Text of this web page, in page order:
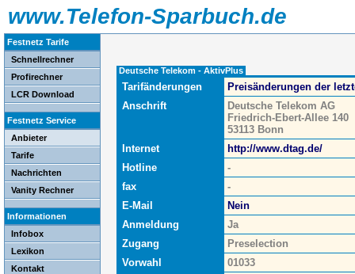
www.Telefon-Sparbuch.de
Festnetz Tarife
Schnellrechner
Profirechner
LCR Download
Festnetz Service
Anbieter
Tarife
Nachrichten
Vanity Rechner
Informationen
Infobox
Lexikon
Kontakt
Deutsche Telekom - AktivPlus
Tarifänderungen
Preisänderungen der
Anschrift
Deutsche Telekom AG
Friedrich-Ebert-Allee 140
53113 Bonn
Internet
http://www.dtag.de/
Hotline
-
fax
-
E-Mail
Nein
Anmeldung
Ja
Zugang
Preselection
Vorwahl
01033